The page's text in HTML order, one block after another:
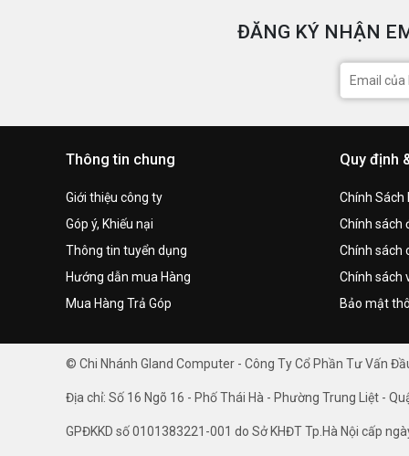
ĐĂNG KÝ NHẬN
Thông tin chung
Giới thiệu công ty
Góp ý, Khiếu nại
Thông tin tuyển dụng
Hướng dẫn mua Hàng
Mua Hàng Trả Góp
Quy định
Chính Sách
Chính sách
Chính sách
Chính sách
Bảo mật
© Chi Nhánh Gland Computer - Công Ty Cổ Phần Tư Vấn
Địa chỉ: Số 16 Ngõ 16 - Phố Thái Hà - Phường Trung Liệt -
GPĐKKD số 0101383221-001 do Sở KHĐT Tp.Hà Nội cấp